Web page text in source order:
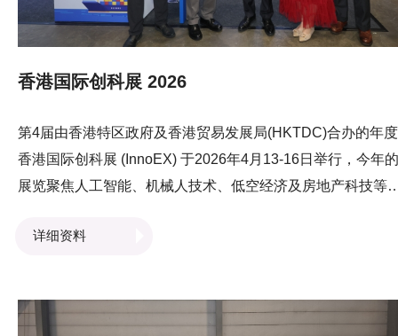
香港国际创科展 2026
第4届由香港特区政府及香港贸易发展局(HKTDC)合办的年度
香港国际创科展 (InnoEX) 于2026年4月13-16日举行，今年的
展览聚焦人工智能、机械人技术、低空经济及房地产科技等
示LSCM研发的一系列获奖创新技术，包括港口社区系统
技及工业局局长孙东教授、合肥市政协主席韩冰先生、创新
详细资料